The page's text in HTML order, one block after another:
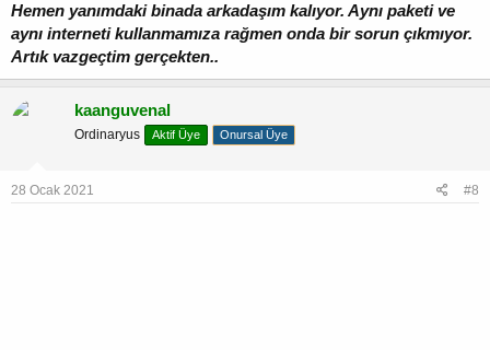
Hemen yanımdaki binada arkadaşım kalıyor. Aynı paketi ve
aynı interneti kullanmamıza rağmen onda bir sorun çıkmıyor.
Artık vazgeçtim gerçekten..
kaanguvenal
Ordinaryus Aktif Üye Onursal Üye
28 Ocak 2021 #8